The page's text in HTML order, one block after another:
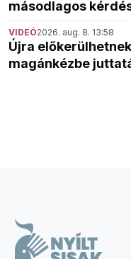
másodlagos
VIDEÓ2026. aug. 8. 13:58
Újra
magánkézbe